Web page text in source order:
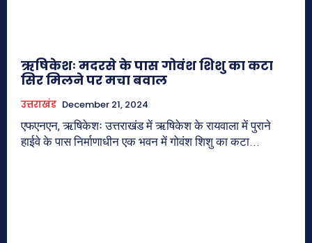
ऋषिकेशः मदरसे के पास गोवंश शिशु का कटा
सिर मिलने पर मचा बवाल
उत्तराखंड December 21, 2024
एफएनएन, ऋषिकेशः उत्तराखंड में ऋषिकेश के रायवाला में पुराने
हाईवे के पास निर्माणाधीन एक भवन में गोवंश शिशु का कटा...